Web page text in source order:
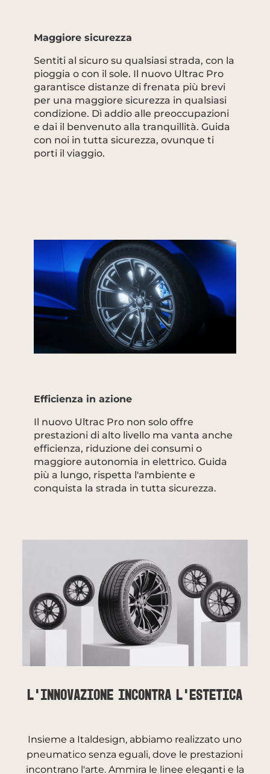
Maggiore sicurezza
Sentiti al sicuro su qualsiasi strada, con la
pioggia o con il sole. Il nuovo Ultrac Pro
garantisce distanze di frenata più brevi
per una maggiore sicurezza in qualsiasi
condizione. Dì addio alle preoccupazioni
e dai il benvenuto alla tranquillità. Guida
con noi in tutta sicurezza, ovunque ti
porti il viaggio.
Efficienza in azione
Il nuovo Ultrac Pro non solo offre
prestazioni di alto livello ma vanta anche
efficienza, riduzione dei consumi o
maggiore autonomia in elettrico. Guida
più a lungo, rispetta l'ambiente e
conquista la strada in tutta sicurezza.
L'innovazione incontra l'estetica
Insieme a Italdesign, abbiamo realizzato uno
pneumatico senza eguali, dove le prestazioni
incontrano l'arte. Ammira le linee eleganti e la